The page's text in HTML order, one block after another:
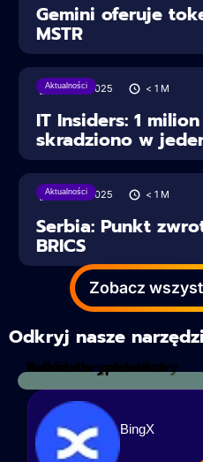
Gemini oferuje
MSTR
Aktualności
28/06/2025 < 1 M
IT Insiders: 1
skradziono w
Aktualności
28/06/2025 < 1 M
Serbia: Punkt
BRICS
Zobacz
Odkryj nasze
Kalkulator podatkowy
Analiza kryptowalut
BingX